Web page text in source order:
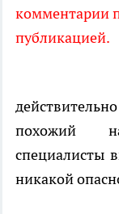
комментарии
публикацией.
похожий
специалисты
никакой